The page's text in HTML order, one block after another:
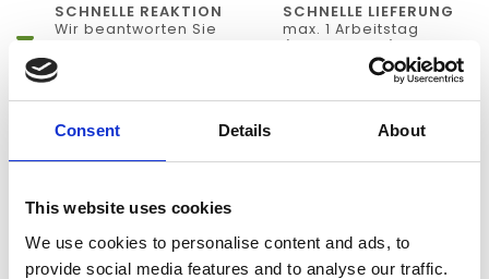
Consent Details About
This website uses cookies
We use cookies to personalise content and ads, to
provide social media features and to analyse our traffic.
SCHNELLE REAKTION
Wir beantworten Sie
Werktag
SCHNELLE LIEFERUNG
max. 1 Arbeitstag
innerhalb weniger
Tage (physisch)
KEINE ZUGANG ZU TAUSENDE
INFORMATIONEN